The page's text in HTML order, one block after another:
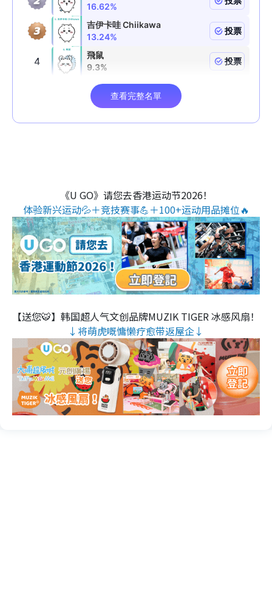
《U GO》请您去香港运动节2026！
体验新兴运动💦＋竞技赛事💪＋100+运动用品摊位🔥
【送您🐯】韩国超人气文创品牌MUZIK TIGER 冰感风扇！
↓将萌虎嘅慵懒疗愈带返屋企↓